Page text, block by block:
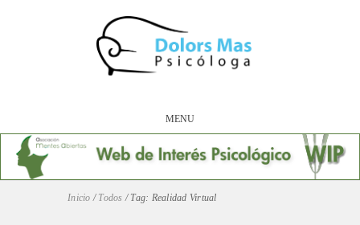
MENU
Inicio / Todos / Tag: Realidad Virtual